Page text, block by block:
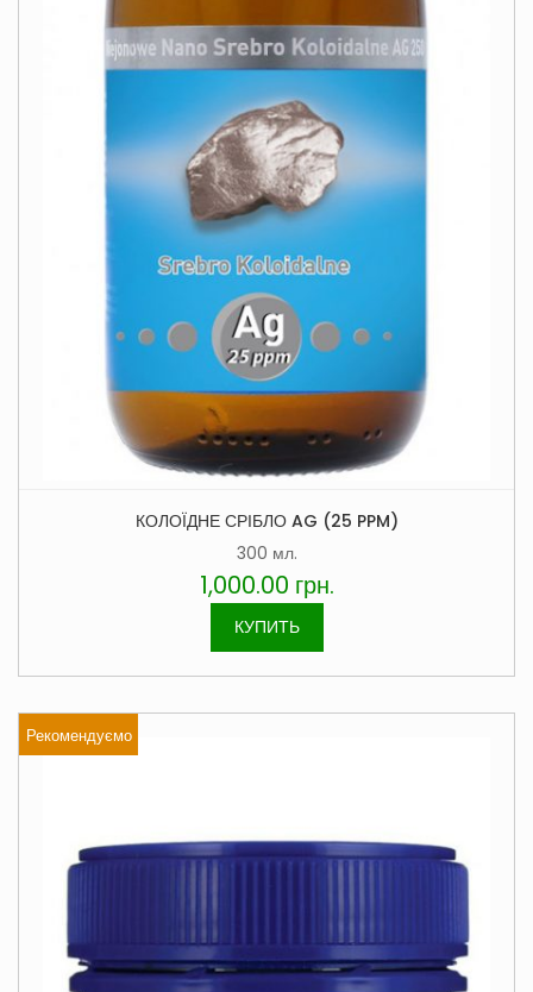
КОЛОЇДНЕ СРІБЛО AG (25 PPM)
300 мл.
1,000.00 грн.
КУПИТЬ
Рекомендуємо